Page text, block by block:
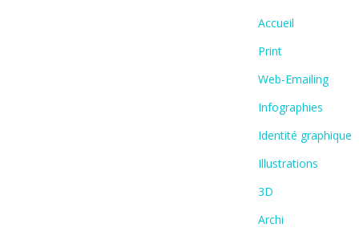
Accueil
Print
Web-Emailing
Infographies
Identité graphique
Illustrations
3D
Archi